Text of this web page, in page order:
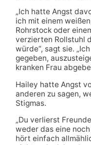
„Ich hatte Angst
ich mit einem
Rohrstock oder
verzierten Rollstuhl
würde“, sagt sie.
gegeben,
kranken Frau
Hailey hatte Angst
anderen zu sagen,
Stigmas.
„Du verlierst
weder das eine
hört einfach